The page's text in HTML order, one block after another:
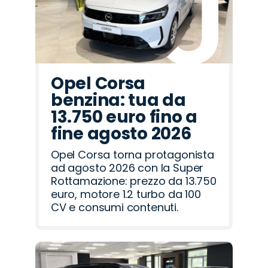
Opel Corsa
benzina: tua da
13.750 euro fino a
fine agosto 2026
Opel Corsa torna protagonista
ad agosto 2026 con la Super
Rottamazione: prezzo da 13.750
euro, motore 1.2 turbo da 100
CV e consumi contenuti.